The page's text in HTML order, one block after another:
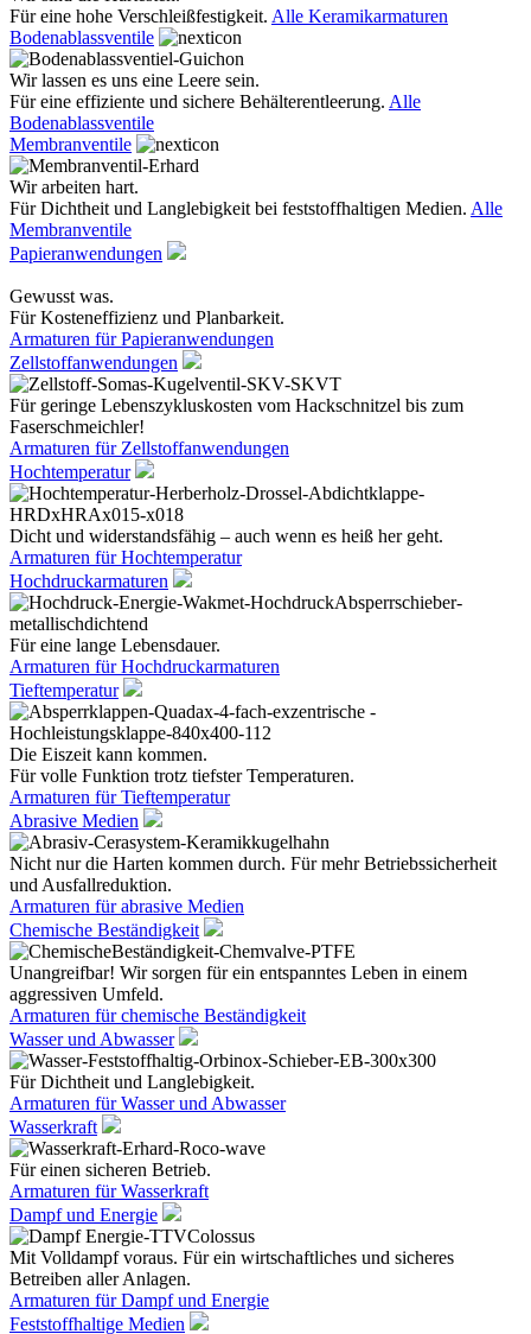
Für eine hohe Verschleißfestigkeit. Alle Keramikarmaturen
Bodenablassventile
Wir lassen es uns eine Leere sein.
Für eine effiziente und sichere Behälterentleerung. Alle
Bodenablassventile
Membranventile
Wir arbeiten hart.
Für Dichtheit und Langlebigkeit bei feststoffhaltigen Medien. Alle
Membranventile
Papieranwendungen
Gewusst was.
Für Kosteneffizienz und Planbarkeit.
Armaturen für Papieranwendungen
Zellstoffanwendungen
Für geringe Lebenszykluskosten vom Hackschnitzel bis zum
Faserschmeichler!
Armaturen für Zellstoffanwendungen
Hochtemperatur
Dicht und widerstandsfähig – auch wenn es heiß her geht.
Armaturen für Hochtemperatur
Hochdruckarmaturen
Für eine lange Lebensdauer.
Armaturen für Hochdruckarmaturen
Tieftemperatur
Die Eiszeit kann kommen.
Für volle Funktion trotz tiefster Temperaturen.
Armaturen für Tieftemperatur
Abrasive Medien
Nicht nur die Harten kommen durch. Für mehr Betriebssicherheit
und Ausfallreduktion.
Armaturen für abrasive Medien
Chemische Beständigkeit
Unangreifbar! Wir sorgen für ein entspanntes Leben in einem
aggressiven Umfeld.
Armaturen für chemische Beständigkeit
Wasser und Abwasser
Für Dichtheit und Langlebigkeit.
Armaturen für Wasser und Abwasser
Wasserkraft
Für einen sicheren Betrieb.
Armaturen für Wasserkraft
Dampf und Energie
Mit Volldampf voraus. Für ein wirtschaftliches und sicheres
Betreiben aller Anlagen.
Armaturen für Dampf und Energie
Feststoffhaltige Medien